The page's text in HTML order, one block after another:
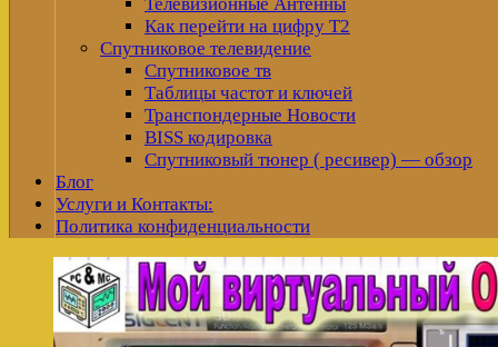
Как перейти на цифру Т2
Спутниковое телевидение
Спутниковое тв
Таблицы частот и ключей
Транспондерные Новости
BISS кодировка
Спутниковый тюнер ( ресивер) — обзор
Блог
Услуги и Контакты:
Политика конфиденциальности